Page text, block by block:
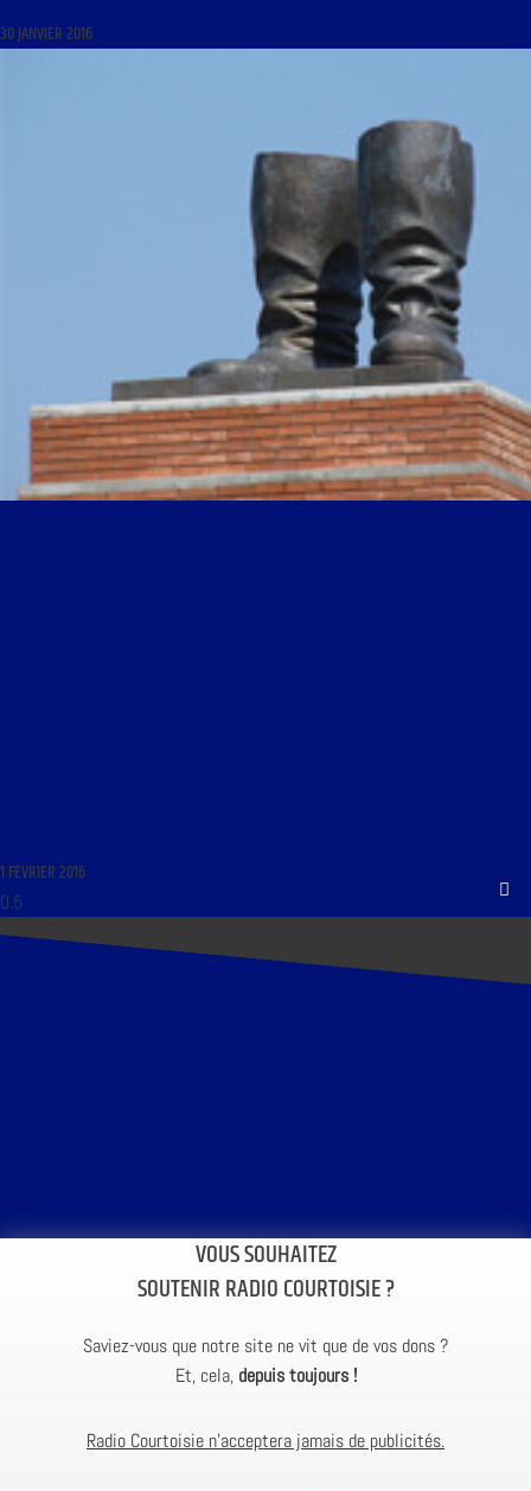
30 JANVIER 2016
1 FÉVRIER 2016
VOUS SOUHAITEZ
SOUTENIR RADIO COURTOISIE ?
Saviez-vous que notre site ne vit que de vos dons ?
Et, cela, depuis toujours !
Radio Courtoisie n’acceptera jamais de publicités.